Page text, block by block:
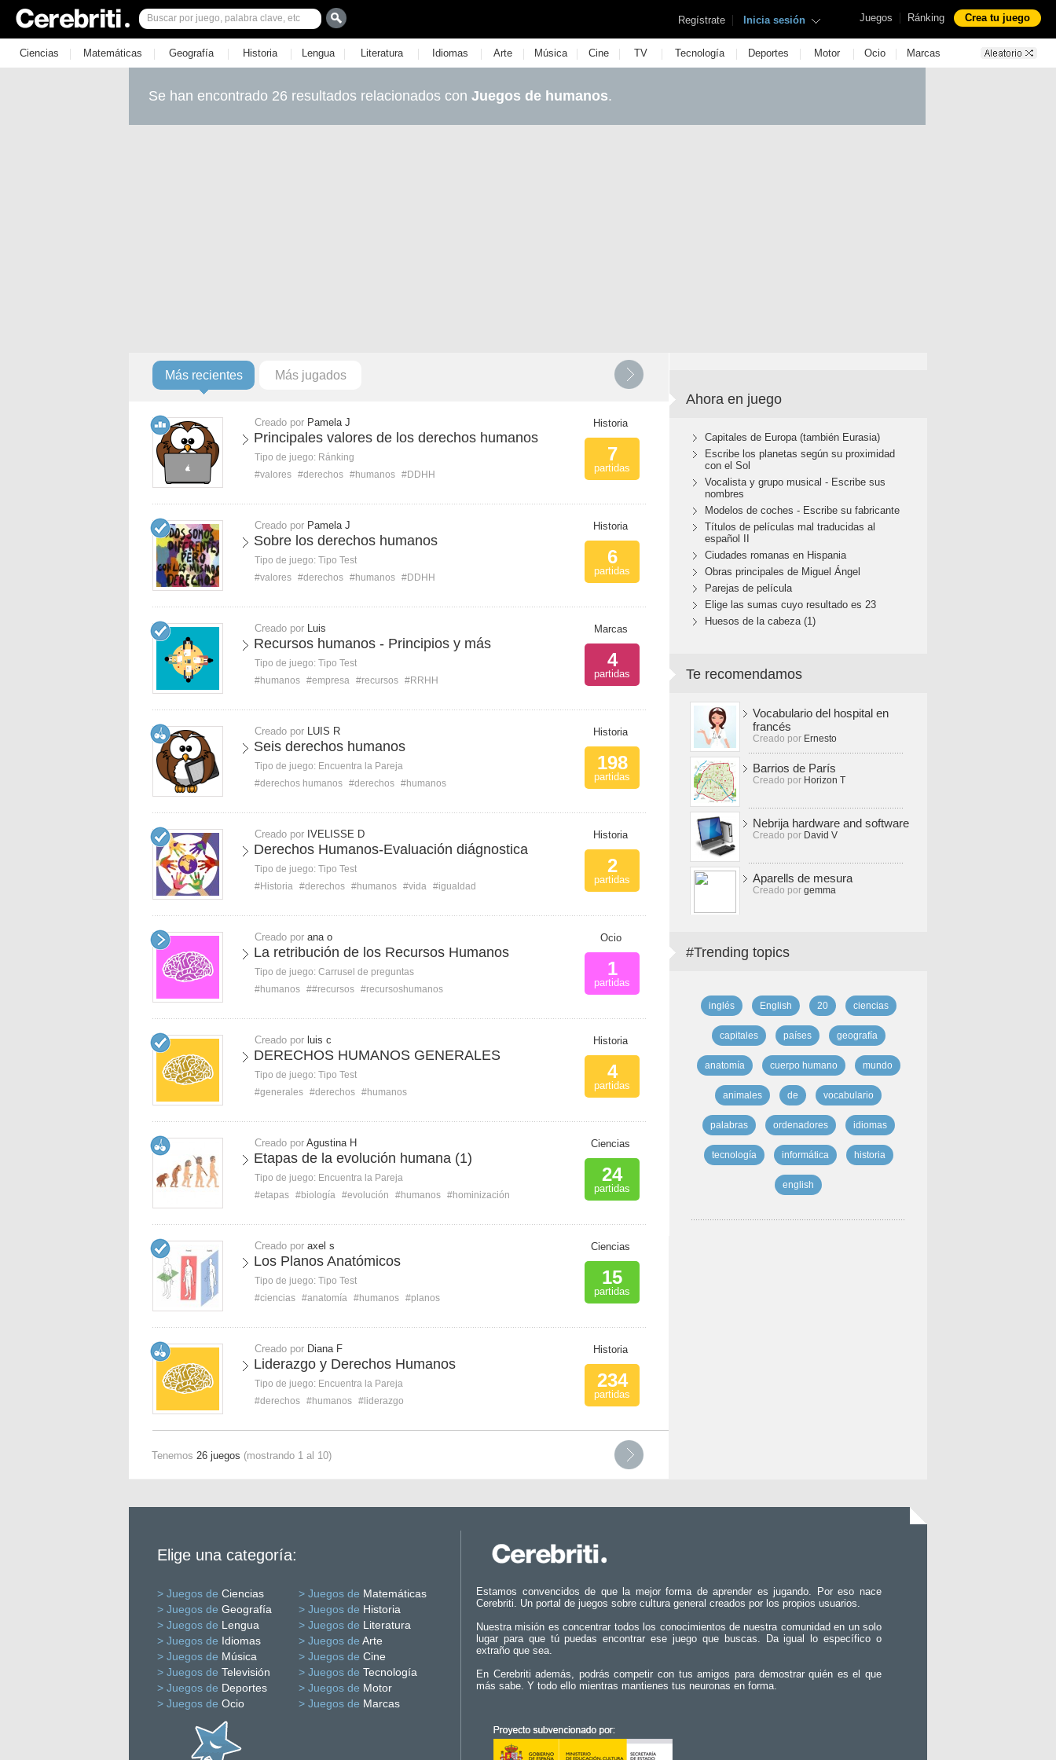
Juegos | Ránking Crea tu juego
Regístrate | Inicia sesión
Ciencias | Matemáticas | Geografía | Historia | Lengua | Literatura | Idiomas | Arte | Música | Cine | TV | Tecnología | Deportes | Motor | Ocio | Marcas
Se han encontrado 26 resultados relacionados con Juegos de humanos.
Más recientes Más jugados
Creado por Pamela J
Principales valores de los derechos humanos
Tipo de juego: Ránking
#valores #derechos #humanos #DDHH
Historia
7
partidas
Creado por Pamela J
Sobre los derechos humanos
Tipo de juego: Tipo Test
#valores #derechos #humanos #DDHH
Historia
6
partidas
Creado por Luis
Recursos humanos - Principios y más
Tipo de juego: Tipo Test
#humanos #empresa #recursos #RRHH
Marcas
4
partidas
Creado por LUIS R
Seis derechos humanos
Tipo de juego: Encuentra la Pareja
#derechos humanos #derechos #humanos
Historia
198
partidas
Creado por IVELISSE D
Derechos Humanos-Evaluación diágnostica
Tipo de juego: Tipo Test
#Historia #derechos #humanos #vida #igualdad
Historia
2
partidas
Creado por ana o
La retribución de los Recursos Humanos
Tipo de juego: Carrusel de preguntas
#humanos ##recursos #recursoshumanos
Ocio
1
partidas
Creado por luis c
DERECHOS HUMANOS GENERALES
Tipo de juego: Tipo Test
#generales #derechos #humanos
Historia
4
partidas
Creado por Agustina H
Etapas de la evolución humana (1)
Tipo de juego: Encuentra la Pareja
#etapas #biología #evolución #humanos #hominización
Ciencias
24
partidas
Creado por axel s
Los Planos Anatómicos
Tipo de juego: Tipo Test
#ciencias #anatomía #humanos #planos
Ciencias
15
partidas
Creado por Diana F
Liderazgo y Derechos Humanos
Tipo de juego: Encuentra la Pareja
#derechos #humanos #liderazgo
Historia
234
partidas
Tenemos 26 juegos (mostrando 1 al 10)
Ahora en juego
Capitales de Europa (también Eurasia)
Escribe los planetas según su proximidad
con el Sol
Vocalista y grupo musical - Escribe sus
nombres
Modelos de coches - Escribe su fabricante
Títulos de películas mal traducidas al
español II
Ciudades romanas en Hispania
Obras principales de Miguel Ángel
Parejas de película
Elige las sumas cuyo resultado es 23
Huesos de la cabeza (1)
Te recomendamos
Vocabulario del hospital en
francés
Creado por Ernesto
Barrios de París
Creado por Horizon T
Nebrija hardware and software
Creado por David V
Aparells de mesura
Creado por gemma
#Trending topics
inglés English 20 ciencias
capitales países geografía
anatomía cuerpo humano mundo
animales de vocabulario
palabras ordenadores idiomas
tecnología informática historia
english
Elige una categoría:
> Juegos de Ciencias > Juegos de Matemáticas
> Juegos de Geografía > Juegos de Historia
> Juegos de Lengua > Juegos de Literatura
> Juegos de Idiomas > Juegos de Arte
> Juegos de Música > Juegos de Cine
> Juegos de Televisión > Juegos de Tecnología
> Juegos de Deportes > Juegos de Motor
> Juegos de Ocio > Juegos de Marcas
Estamos convencidos de que la mejor forma de aprender es jugando. Por eso nace
Cerebriti. Un portal de juegos sobre cultura general creados por los propios usuarios.
Nuestra misión es concentrar todos los conocimientos de nuestra comunidad en un solo
lugar para que tú puedas encontrar ese juego que buscas. Da igual lo específico o
extraño que sea.
En Cerebriti además, podrás competir con tus amigos para demostrar quién es el que
más sabe. Y todo ello mientras mantienes tus neuronas en forma.